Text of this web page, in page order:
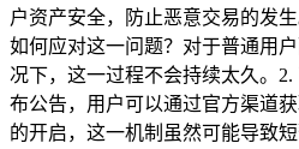
户资产安全，防止恶意交易的发
如何应对这一问题？对于普通用
况下，这一过程不会持续太久。
布公告，用户可以通过官方渠道
的开启，这一机制虽然可能导致